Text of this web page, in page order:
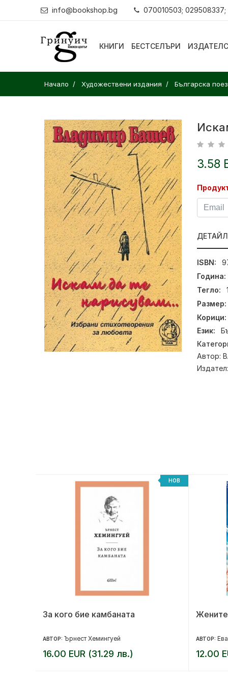
info@bookshop.bg 070010503; 029508337;
КНИГИ БЕСТСЕЛЪРИ
Начало Художествени издания Българска
3.58
ISBN:
Година:
Тегло:
Размер:
Корици:
Език:
Автор:
Издател:
НОВ
За кого бие камбаната
АВТОР: Ърнест Хемингуей
16.00 EUR (31.29 лв.)
АВТОР:
12.00